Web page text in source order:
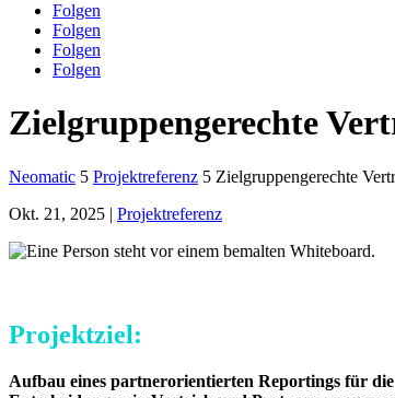
Folgen
Folgen
Folgen
Folgen
Zielgruppengerechte
Neomatic 5 Projektreferenz 5 Zielgruppengerechte
Okt. 21, 2025 | Projektreferenz
Projektziel:
Aufbau eines partnerorientierten Reportings für